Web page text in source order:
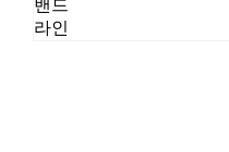
밴드
라인